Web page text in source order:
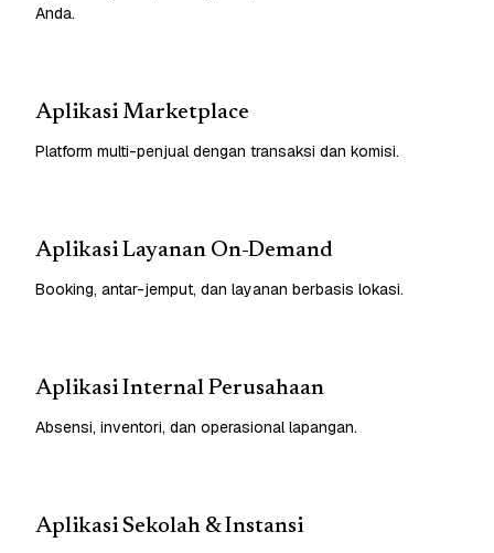
Anda.
Aplikasi Marketplace
Platform multi-penjual dengan transaksi dan komisi.
Aplikasi Layanan On-Demand
Booking, antar-jemput, dan layanan berbasis lokasi.
Aplikasi Internal Perusahaan
Absensi, inventori, dan operasional lapangan.
Aplikasi Sekolah & Instansi